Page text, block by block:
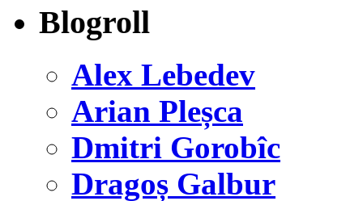
Blogroll
Alex Lebedev
Arian Pleșca
Dmitri Gorobîc
Dragoș Galbur